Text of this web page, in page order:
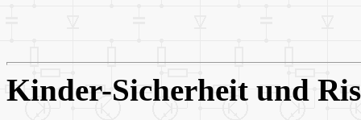
Kinder-Sicherheit und